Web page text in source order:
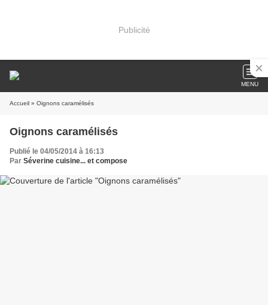
Publicité
MENU
Accueil » Oignons caramélisés
Oignons caramélisés
Publié le 04/05/2014 à 16:13
Par Séverine cuisine... et compose